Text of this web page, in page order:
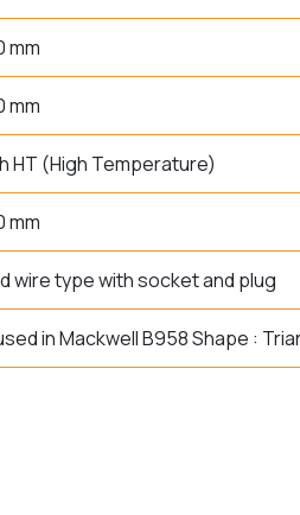
mm
mm
HT (High Temperature)
mm
wire type with socket and plug
in Mackwell B958 Shape :